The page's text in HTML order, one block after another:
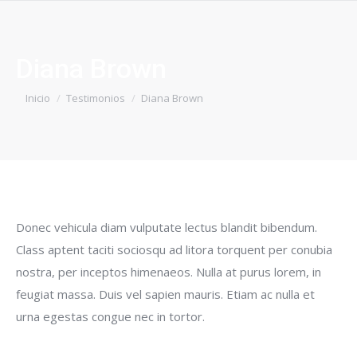
Estás aquí:
Inicio Testimonios Diana Brown
Donec vehicula diam vulputate lectus blandit bibendum.
Class aptent taciti sociosqu ad litora torquent per conubia
nostra, per inceptos himenaeos. Nulla at purus lorem, in
feugiat massa. Duis vel sapien mauris. Etiam ac nulla et
urna egestas congue nec in tortor.